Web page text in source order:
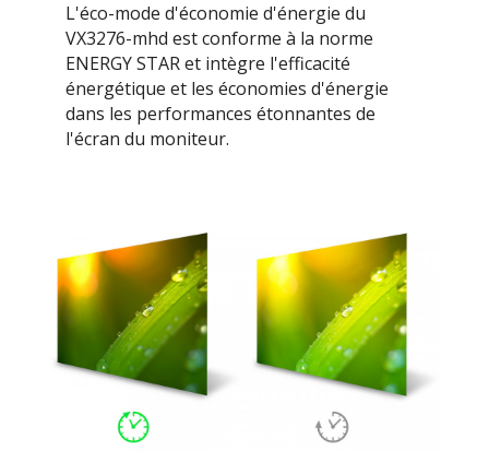
L'éco-mode d'économie d'énergie du
VX3276-mhd est conforme à la norme
ENERGY STAR et intègre l'efficacité
énergétique et les économies d'énergie
dans les performances étonnantes de
l'écran du moniteur.